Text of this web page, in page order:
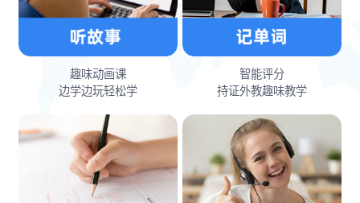
趣味动画课
边学边玩轻松学
智能评分
持证外教趣味教学